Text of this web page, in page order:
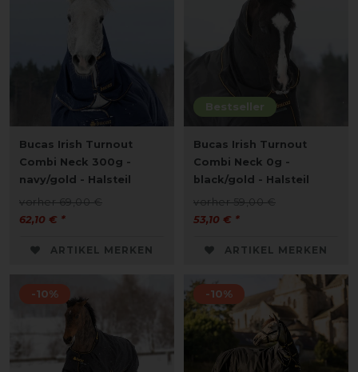
Bucas Irish Turnout
Combi Neck 300g -
navy/gold - Halsteil
vorher 69,00 €
62,10 € *
ARTIKEL MERKEN
Bestseller
Bucas Irish Turnout
Combi Neck 0g -
black/gold - Halsteil
vorher 59,00 €
53,10 € *
ARTIKEL MERKEN
-10% -10%